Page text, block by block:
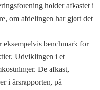
holder afkastet i
om afdelingen har gjort det
benchmark for
Udviklingen i et
De afkast,
i årsrapporten, på